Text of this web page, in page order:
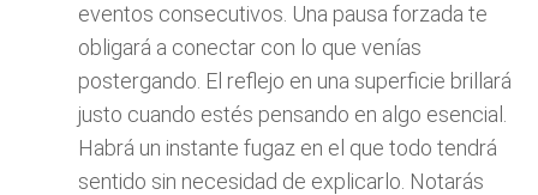
eventos consecutivos. Una pausa forzada te
obligará a conectar con lo que venías
postergando. El reflejo en una superficie brillará
justo cuando estés pensando en algo esencial.
Habrá un instante fugaz en el que todo tendrá
sentido sin necesidad de explicarlo. Notarás